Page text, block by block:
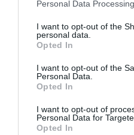
not limited to your visit or
grant or deny consent to
use your data for below
consent section.
Personal Data
I want to opt-out of the
personal data.
Opted In
I want to opt-out of the
Personal Data.
Opted In
I want to opt-out of
Personal Data for
Opted In
Kapcsolódó írások: